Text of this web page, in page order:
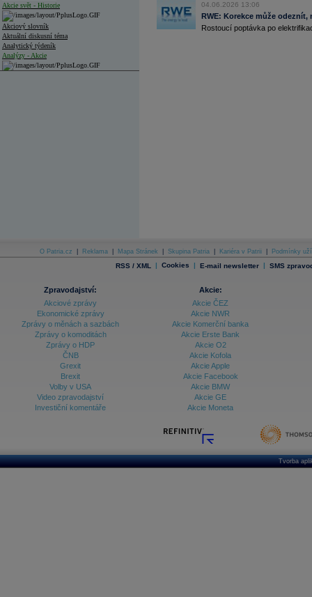
Akcie svět - Historie
Akciový slovník
Aktuální diskusní téma
Analytický týdeník
Analýzy - Akcie
Archiv - Měnová politika
Archiv - Treasury alerty
Archiv - Vývoj české koruny
Archiv analýz - Makroukazatele
Ceny průmyslových výrobců - Data a prognózy
Ceny průmyslových výrobců - Graf (ČR)
Databanka - Akcie
04.06.2026 13:06
RWE: Korekce může
Rostoucí poptávka po
O Patria.cz Reklama Mapa Stránek Skupina Patria Kariéra v Patrii Podmínky
RSS / XML | Cookies | E-mail newsletter | SMS
Zpravodajství:
Akciové zprávy
Ekonomické zprávy
Zprávy o měnách a sazbách
Zprávy o komoditách
Zprávy o HDP
ČNB
Grexit
Brexit
Volby v USA
Video zpravodajství
Investiční komentáře
Akcie:
Akcie ČEZ
Akcie NWR
Akcie Komerční banka
Akcie Erste Bank
Akcie O2
Akcie Kofola
Akcie Apple
Akcie Facebook
Akcie BMW
Akcie GE
Akcie Moneta
Tvorba